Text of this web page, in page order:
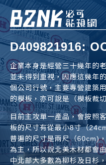
帳款轉讓
投資
申貸
企業融資
企業專案融資
註冊 登
D409821916:
企業本身是經營三十幾年的
並未得到重視，因應這幾年
個公司行號，主要專營建築
的模板，亦可說是（模板裁切
目前主攻單一產品，會按照
板的尺寸有從最小8寸（
普遍的尺寸是兩尺（60cm)
為主，所以說北美木材都會
中北部大多數為柳杉及日杉